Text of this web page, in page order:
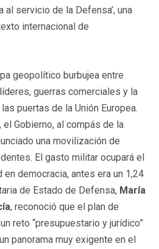
al servicio de la Defensa’, una
internacional de
geopolítico burbujea entre
guerras comerciales y la
puertas de la Unión Europea.
Gobierno, al compás de la
una movilización de
El gasto militar ocupará el
en democracia, antes era un 1,24
de Estado de Defensa, María
, reconoció que el plan de
reto “presupuestario y jurídico”
panorama muy exigente en el